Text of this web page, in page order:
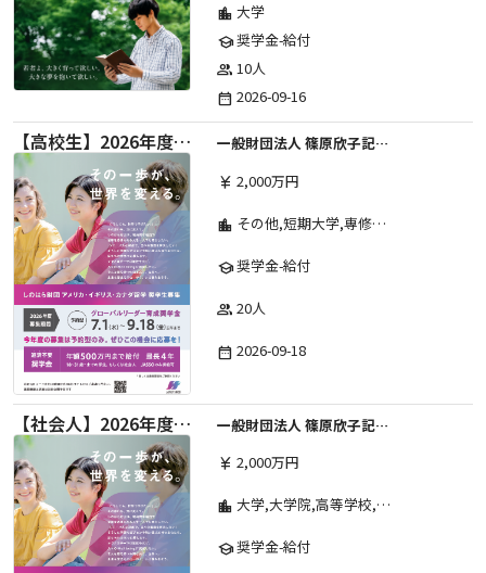
location_city 大学
school奨学金-給付
group 10人
date_range 2026-09-16
【高校生】2026年度 しのはら財団 アメリカ・イギリス・カナダ英語留学奨学金
一般財団法人 篠原欣子記念財団 (海外留学奨学金グループ)
currency_yen 2,000万円
location_city その他,短期大学,専修学校,高等専門学校,高等学校,大学院,大学
school奨学金-給付
group 20人
date_range 2026-09-18
【社会人】2026年度 しのはら財団 アメリカ・イギリス・カナダ英語留学奨学金
一般財団法人 篠原欣子記念財団 (海外留学奨学金グループ)
currency_yen 2,000万円
location_city 大学,大学院,高等学校,その他,高等専門学校,専修学校,短期大学
school奨学金-給付